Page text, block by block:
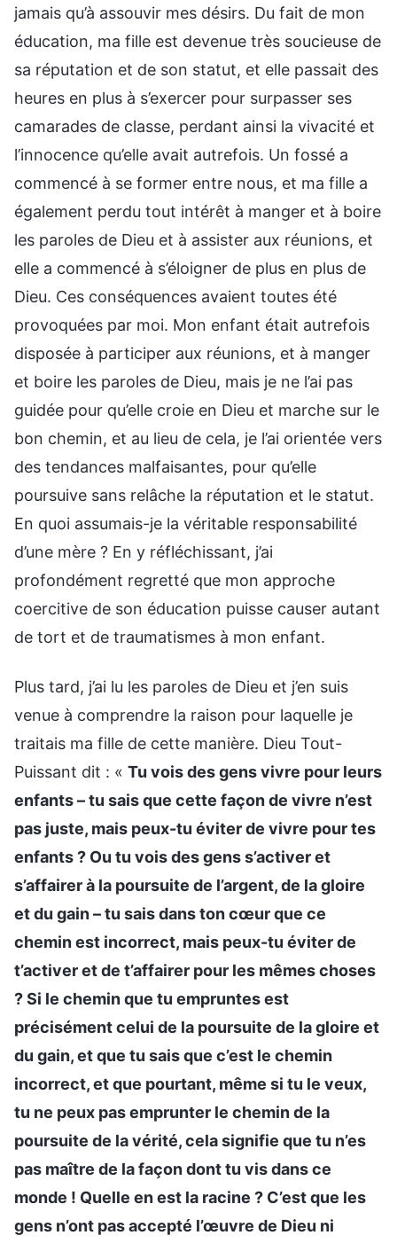
jamais qu’à assouvir mes désirs. Du fait de mon
éducation, ma fille est devenue très soucieuse de
sa réputation et de son statut, et elle passait des
heures en plus à s’exercer pour surpasser ses
camarades de classe, perdant ainsi la vivacité et
l’innocence qu’elle avait autrefois. Un fossé a
commencé à se former entre nous, et ma fille a
également perdu tout intérêt à manger et à boire
les paroles de Dieu et à assister aux réunions, et
elle a commencé à s’éloigner de plus en plus de
Dieu. Ces conséquences avaient toutes été
provoquées par moi. Mon enfant était autrefois
disposée à participer aux réunions, et à manger
et boire les paroles de Dieu, mais je ne l’ai pas
guidée pour qu’elle croie en Dieu et marche sur le
bon chemin, et au lieu de cela, je l’ai orientée vers
des tendances malfaisantes, pour qu’elle
poursuive sans relâche la réputation et le statut.
En quoi assumais-je la véritable responsabilité
d’une mère ? En y réfléchissant, j’ai
profondément regretté que mon approche
coercitive de son éducation puisse causer autant
de tort et de traumatismes à mon enfant.
Plus tard, j’ai lu les paroles de Dieu et j’en suis
venue à comprendre la raison pour laquelle je
traitais ma fille de cette manière. Dieu Tout-
Puissant dit : « Tu vois des gens vivre pour leurs
enfants – tu sais que cette façon de vivre n’est
pas juste, mais peux-tu éviter de vivre pour tes
enfants ? Ou tu vois des gens s’activer et
s’affairer à la poursuite de l’argent, de la gloire
et du gain – tu sais dans ton cœur que ce
chemin est incorrect, mais peux-tu éviter de
t’activer et de t’affairer pour les mêmes choses
? Si le chemin que tu empruntes est
précisément celui de la poursuite de la gloire et
du gain, et que tu sais que c’est le chemin
incorrect, et que pourtant, même si tu le veux,
tu ne peux pas emprunter le chemin de la
poursuite de la vérité, cela signifie que tu n’es
pas maître de la façon dont tu vis dans ce
monde ! Quelle en est la racine ? C’est que les
gens n’ont pas accepté l’œuvre de Dieu ni